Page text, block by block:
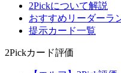
2Pickについて解説
おすすめリーダーラ
提示カード一覧
2Pickカード評価